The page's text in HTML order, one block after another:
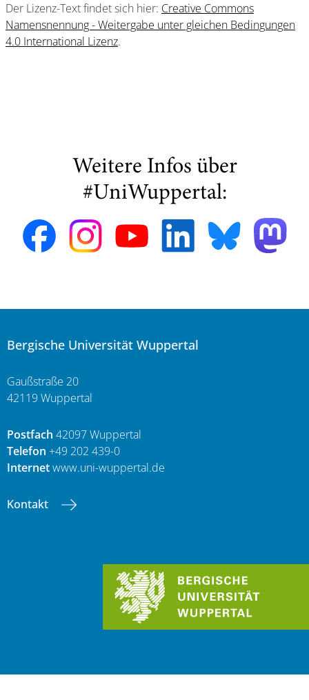
Der Lizenz-Text findet sich hier: Creative Commons
Namensnennung - Weitergabe unter gleichen Bedingungen
4.0 International Lizenz.
Weitere Infos über
#UniWuppertal:
Bergische Universität Wuppertal
Gaußstraße 20
42119 Wuppertal
Postfach 42097 Wuppertal
Telefon +49 202 439-0
Internetwww.uni-wuppertal.de
Kontakt